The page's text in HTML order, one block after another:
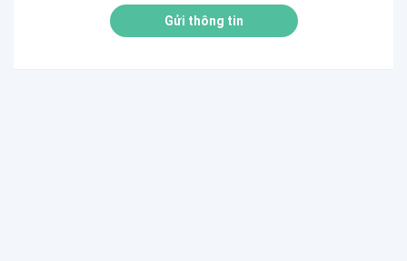
Gửi thông tin